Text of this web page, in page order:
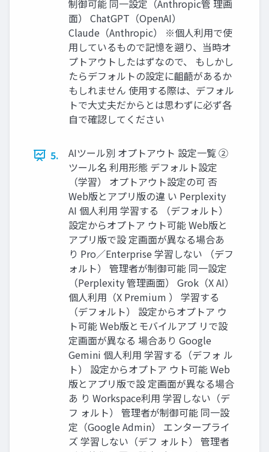
制御可能 同一設定（Anthropic管 理画
面） ChatGPT（OpenAI）
Claude（Anthropic） ※個人利用で使
用しているもので記憶を遡り、当時オ
プトアウトしたはずなので、 もしかし
たらデフォルトの設定に齟齬があるか
もしれません 使用する際は、デフォル
トで大丈夫だからとは思わずに必ず各
自で確認してください
5.
AIツール別 オプトアウト 設定一覧 ②
ツール名 利用形態 デフォルト設定
（学習） オプトアウト設定の可 否
Web版とアプリ版の違 い Perplexity
AI 個人利用 学習する （デフォルト）
設定からオプトア ウト可能 Web版と
アプリ版で設 定画面が異なる場合あ
り Pro／Enterprise 学習しない （デフ
ォルト） 管理者が制御可能 同一設定
（Perplexity 管理画面） Grok（X AI）
個人利用（X Premium ） 学習する
（デフォルト） 設定からオプトア ウ
ト可能 Web版とモバイルアプ リで設
定画面が異なる 場合あり Google
Gemini 個人利用 学習する（デフォ ル
ト） 設定からオプトア ウト可能 Web
版とアプリ版で設 定画面が異なる場合
あ り Workspace利用 学習しない（デ
フ ォルト） 管理者が制御可能 同一設
定（Google Admin） エンタープライ
ズ 学習しない（デフ ォルト） 管理者